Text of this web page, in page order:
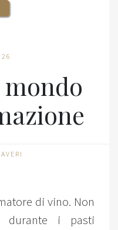
di vino. Non
durante i pasti